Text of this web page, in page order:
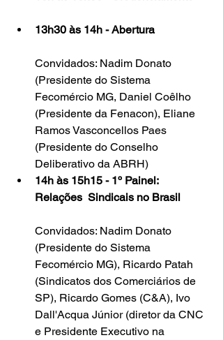
13h30 às 14h - Abertura
Convidados: Nadim Donato
(Presidente do Sistema
Fecomércio MG, Daniel Coêlho
(Presidente da Fenacon), Eliane
Ramos Vasconcellos Paes
(Presidente do Conselho
Deliberativo da ABRH)
14h às 15h15 - 1º Painel:
Relações  Sindicais no Brasil
Convidados: Nadim Donato
(Presidente do Sistema
Fecomércio MG), Ricardo Patah
(Sindicatos dos Comerciários de
SP), Ricardo Gomes (C&A), Ivo
Dall'Acqua Júnior (diretor da CNC
e Presidente Executivo na